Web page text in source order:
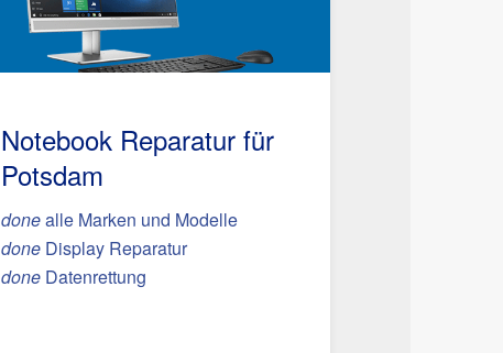
Notebook Reparatur für
Potsdam
donealle Marken und Modelle
doneDisplay Reparatur
doneDatenrettung